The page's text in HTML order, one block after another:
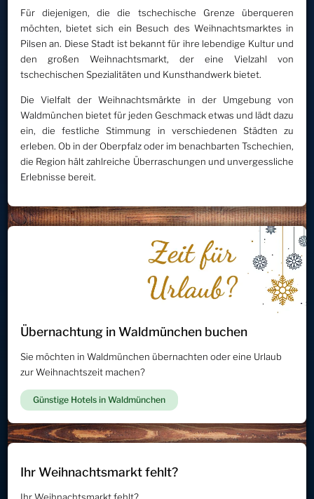
Für diejenigen, die die tschechische Grenze überqueren
möchten, bietet sich ein Besuch des Weihnachtsmarktes in
Pilsen an. Diese Stadt ist bekannt für ihre lebendige Kultur und
den großen Weihnachtsmarkt, der eine Vielzahl von
tschechischen Spezialitäten und Kunsthandwerk bietet.
Die Vielfalt der Weihnachtsmärkte in der Umgebung von
Waldmünchen bietet für jeden Geschmack etwas und lädt dazu
ein, die festliche Stimmung in verschiedenen Städten zu
erleben. Ob in der Oberpfalz oder im benachbarten Tschechien,
die Region hält zahlreiche Überraschungen und unvergessliche
Erlebnisse bereit.
Übernachtung in Waldmünchen buchen
Sie möchten in Waldmünchen übernachten oder eine Urlaub
zur Weihnachtszeit machen?
Günstige Hotels in Waldmünchen
Ihr Weihnachtsmarkt fehlt?